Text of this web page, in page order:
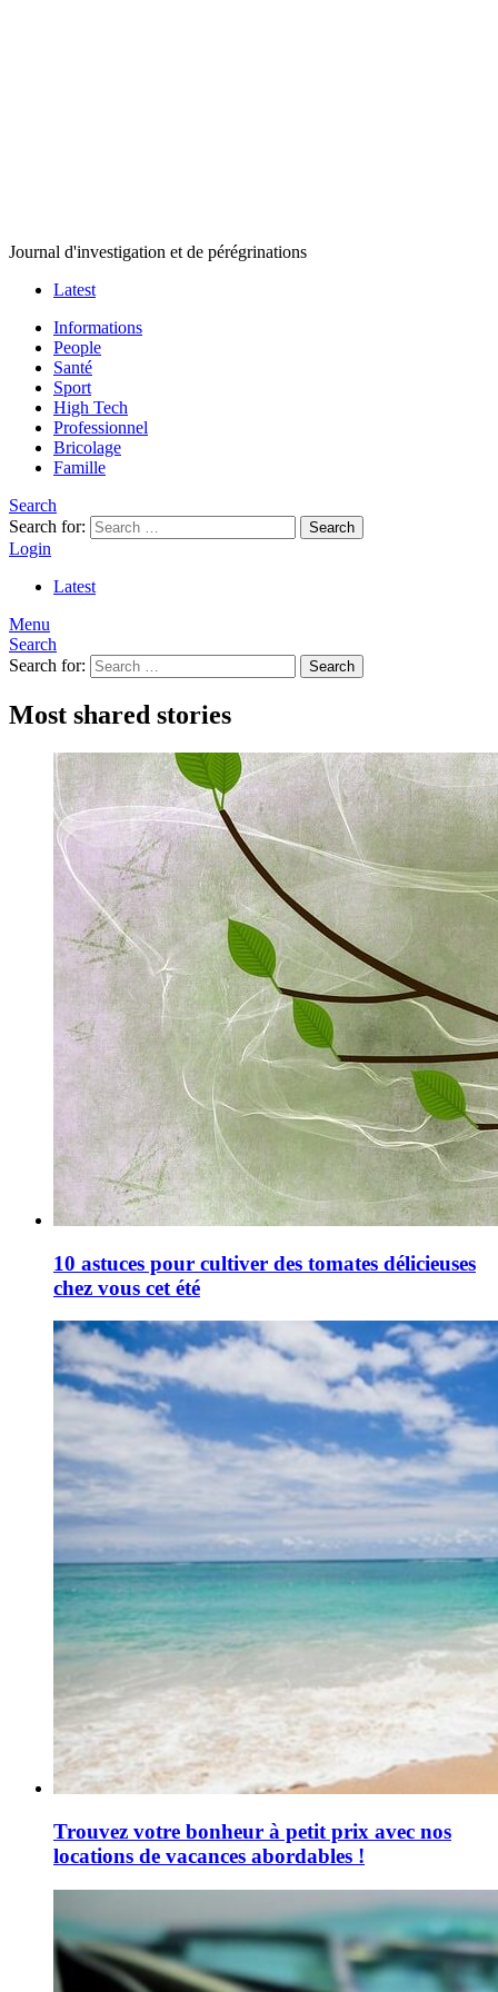
Journal d'investigation et de pérégrinations
Latest
Informations
People
Santé
Sport
High Tech
Professionnel
Bricolage
Famille
Search
Search for:
Search
Login
Latest
Menu
Search
Search for:
Search
Most shared stories
10 astuces pour cultiver des tomates délicieuses
chez vous cet été
Trouvez votre bonheur à petit prix avec nos
locations de vacances abordables !